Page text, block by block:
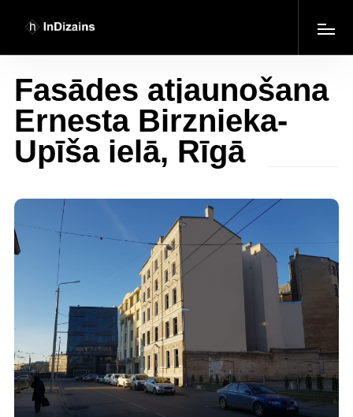
Fasādes atjaunošana
Ernesta Birznieka-
Upīša ielā, Rīgā